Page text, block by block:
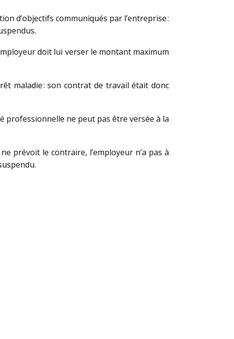
d’objectifs communiqués par l’entreprise :
doit lui verser le montant maximum
maladie : son contrat de travail était donc
professionnelle ne peut pas être versée à la
prévoit le contraire, l’employeur n’a pas à